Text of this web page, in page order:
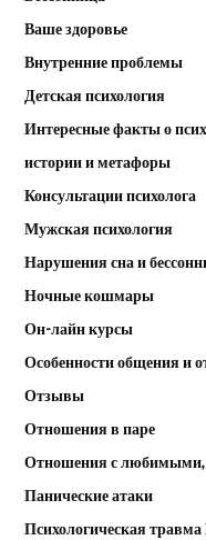
Ваше здоровье
Внутренние проблемы
Детская психология
Интересные факты о
истории и метафоры
Консультации психолога
Мужская психология
Нарушения сна и
Ночные кошмары
Он-лайн курсы
Особенности общения и
Отзывы
Отношения в паре
Отношения с любимыми,
Панические атаки
Психологическая